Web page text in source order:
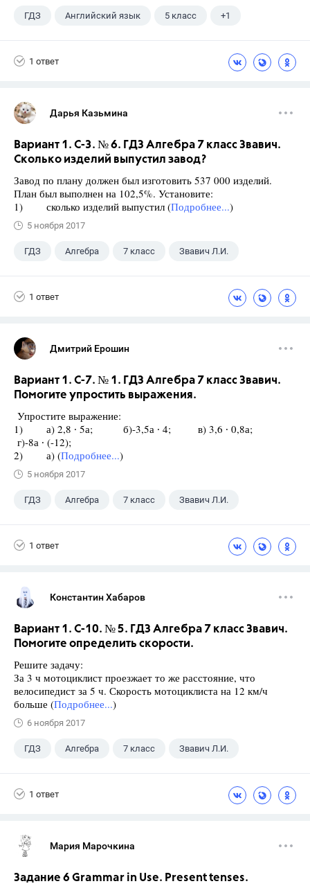
ГДЗ Английский язык 5 класс +1
1 ответ
Дарья Казьмина
Вариант 1. С-3. № 6. ГДЗ Алгебра 7 класс Звавич.
Сколько изделий выпустил завод?
Завод по плану должен был изготовить 537 000 изделий.
План был выполнен на 102,5%. Установите:
1) сколько изделий выпустил (Подробнее...)
5 ноября 2017
ГДЗ Алгебра 7 класс Звавич Л.И.
1 ответ
Дмитрий Ерошин
Вариант 1. С-7. № 1. ГДЗ Алгебра 7 класс Звавич.
Помогите упростить выражения.
Упростите выражение:
1) а) 2,8 ∙ 5а; б)-3,5а ∙ 4; в) 3,6 ∙ 0,8а;
г)-8а ∙ (-12);
2) а) (Подробнее...)
5 ноября 2017
ГДЗ Алгебра 7 класс Звавич Л.И.
1 ответ
Константин Хабаров
Вариант 1. С-10. № 5. ГДЗ Алгебра 7 класс Звавич.
Помогите определить скорости.
Решите задачу:
За 3 ч мотоциклист проезжает то же расстояние, что
велосипедист за 5 ч. Скорость мотоциклиста на 12 км/ч
больше (Подробнее...)
6 ноября 2017
ГДЗ Алгебра 7 класс Звавич Л.И.
1 ответ
Мария Марочкина
Задание 6 Grammar in Use. Present tenses.